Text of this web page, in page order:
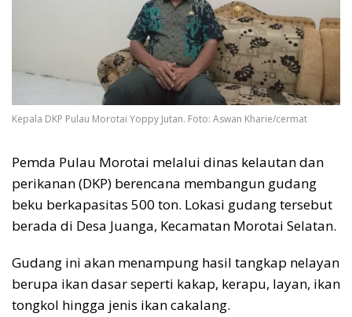
Kepala DKP Pulau Morotai Yoppy Jutan. Foto: Aswan Kharie/cermat
Pemda Pulau Morotai melalui dinas kelautan dan
perikanan (DKP) berencana membangun gudang
beku berkapasitas 500 ton. Lokasi gudang tersebut
berada di Desa Juanga, Kecamatan Morotai Selatan.
Gudang ini akan menampung hasil tangkap nelayan
berupa ikan dasar seperti kakap, kerapu, layan, ikan
tongkol hingga jenis ikan cakalang.